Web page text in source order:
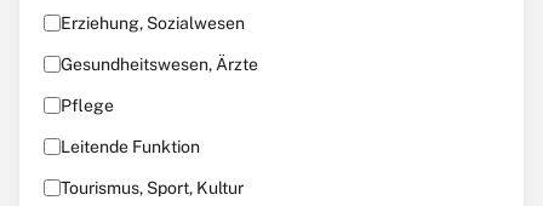
Erziehung, Sozialwesen
Gesundheitswesen, Ärzte
Pflege
Leitende Funktion
Tourismus, Sport, Kultur